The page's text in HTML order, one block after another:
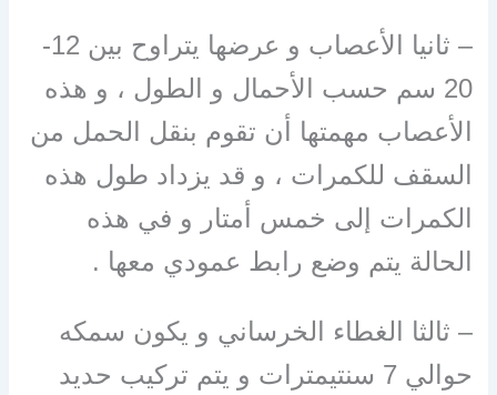
– ثانيا الأعصاب و عرضها يتراوح بين 12-
20 سم حسب الأحمال و الطول ، و هذه
الأعصاب مهمتها أن تقوم بنقل الحمل من
السقف للكمرات ، و قد يزداد طول هذه
الكمرات إلى خمس أمتار و في هذه
الحالة يتم وضع رابط عمودي معها .
– ثالثا الغطاء الخرساني و يكون سمكه
حوالي 7 سنتيمترات و يتم تركيب حديد